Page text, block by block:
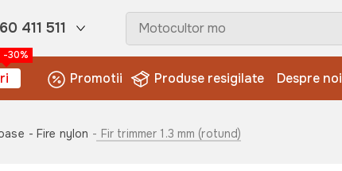
411 511
-30%
Promotii Produse resigilate Despre noi
- Fire nylon - Fir trimmer 1.3 mm (rotund)